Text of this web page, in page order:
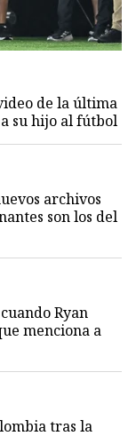
de la última
su hijo al fútbol
archivos
son los del
Ryan
menciona a
tras la